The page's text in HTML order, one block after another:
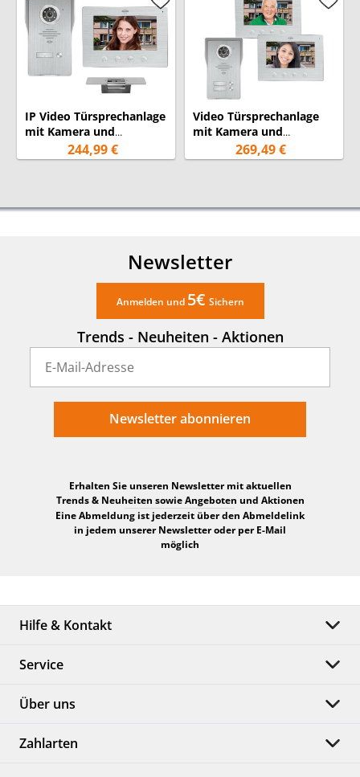
Maße Außeneinheit:
Höhe: 20,6 cm Breite: 12,2 cm
Tiefe: 7,9 cm
Lieferumfang:
inklusive Montagematerial,
Stromadapter, 15m 4-adriges-
Kabel & Türöffner
Garantie:
24 Monate
(Garantiebedingungen)
IP Video Türsprechanlage
mit Kamera und
Türöffner für
Einfamilienhaus
244,99 €
Video Türsprechanlage
mit Kamera und
Türöffner für 2
Familienhaus
269,49 €
Newsletter
Anmelden und 5€ Sichern
Trends - Neuheiten - Aktionen
Newsletter abonnieren
Erhalten Sie unseren Newsletter mit aktuellen
Trends & Neuheiten sowie Angeboten und Aktionen
Eine Abmeldung ist jederzeit über den Abmeldelink
in jedem unserer Newsletter oder per E-Mail
möglich
Hilfe & Kontakt
Service
Über uns
Zahlarten